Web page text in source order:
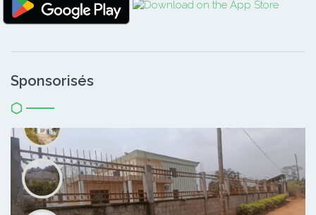
Sponsorisés